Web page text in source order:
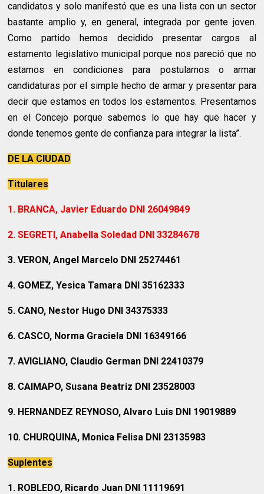
candidatos y solo manifestó que es una lista con un sector
bastante amplio y, en general, integrada por gente joven.
Como partido hemos decidido presentar cargos al
estamento legislativo municipal porque nos pareció que no
estamos en condiciones para postularnos o armar
candidaturas por el simple hecho de armar y presentar para
decir que estamos en todos los estamentos. Presentamos
en el Concejo porque sabemos lo que hay que hacer y
donde tenemos gente de confianza para integrar la lista”.
DE LA CIUDAD
Titulares
1. BRANCA, Javier Eduardo DNI 26049849
2. SEGRETI, Anabella Soledad DNI 33284678
3. VERON, Angel Marcelo DNI 25274461
4. GOMEZ, Yesica Tamara DNI 35162333
5. CANO, Nestor Hugo DNI 34375333
6. CASCO, Norma Graciela DNI 16349166
7. AVIGLIANO, Claudio German DNI 22410379
8. CAIMAPO, Susana Beatriz DNI 23528003
9. HERNANDEZ REYNOSO, Alvaro Luis DNI 19019889
10. CHURQUINA, Monica Felisa DNI 23135983
Suplentes
1. ROBLEDO, Ricardo Juan DNI 11119691